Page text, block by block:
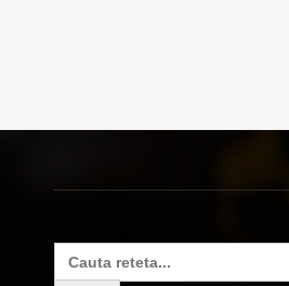
Search
for: